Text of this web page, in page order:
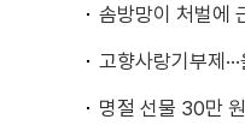
솜방망이 처벌에
고향사랑기부제
명절 선물 30만